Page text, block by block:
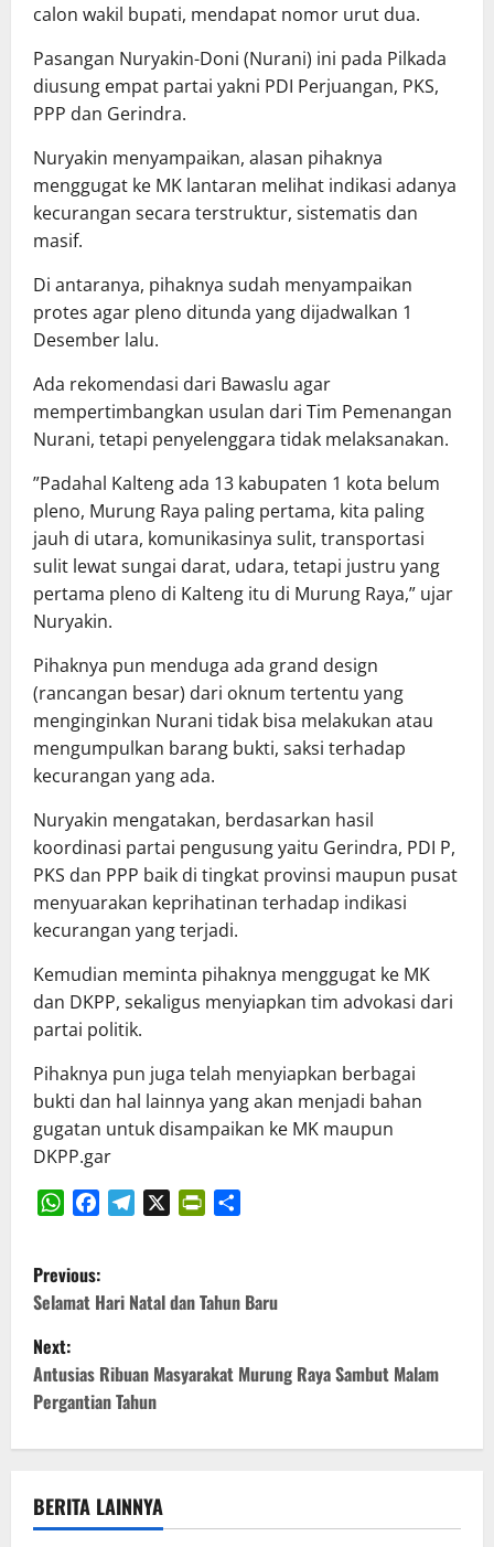
calon wakil bupati, mendapat nomor urut dua.
Pasangan Nuryakin-Doni (Nurani) ini pada Pilkada
diusung empat partai yakni PDI Perjuangan, PKS,
PPP dan Gerindra.
Nuryakin menyampaikan, alasan pihaknya
menggugat ke MK lantaran melihat indikasi adanya
kecurangan secara terstruktur, sistematis dan
masif.
Di antaranya, pihaknya sudah menyampaikan
protes agar pleno ditunda yang dijadwalkan 1
Desember lalu.
Ada rekomendasi dari Bawaslu agar
mempertimbangkan usulan dari Tim Pemenangan
Nurani, tetapi penyelenggara tidak melaksanakan.
”Padahal Kalteng ada 13 kabupaten 1 kota belum
pleno, Murung Raya paling pertama, kita paling
jauh di utara, komunikasinya sulit, transportasi
sulit lewat sungai darat, udara, tetapi justru yang
pertama pleno di Kalteng itu di Murung Raya,” ujar
Nuryakin.
Pihaknya pun menduga ada grand design
(rancangan besar) dari oknum tertentu yang
menginginkan Nurani tidak bisa melakukan atau
mengumpulkan barang bukti, saksi terhadap
kecurangan yang ada.
Nuryakin mengatakan, berdasarkan hasil
koordinasi partai pengusung yaitu Gerindra, PDI P,
PKS dan PPP baik di tingkat provinsi maupun pusat
menyuarakan keprihatinan terhadap indikasi
kecurangan yang terjadi.
Kemudian meminta pihaknya menggugat ke MK
dan DKPP, sekaligus menyiapkan tim advokasi dari
partai politik.
Pihaknya pun juga telah menyiapkan berbagai
bukti dan hal lainnya yang akan menjadi bahan
gugatan untuk disampaikan ke MK maupun
DKPP.gar
P
o
s
t
n
a
Previous:
Selamat Hari Natal dan Tahun Baru
Next:
Antusias Ribuan Masyarakat Murung Raya Sambut Malam
Pergantian Tahun
BERITA LAINNYA